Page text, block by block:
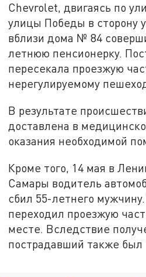
Chevrolet, двигаясь по
улицы Победы в сторону
вблизи дома № 84
летнюю пенсионерку.
пересекала проезжую
нерегулируемому
В результате
доставлена в
оказания необходимой
Кроме того, 14 мая в
Самары водитель
сбил 55-летнего
переходил проезжую
месте. Вследствие
пострадавший также был